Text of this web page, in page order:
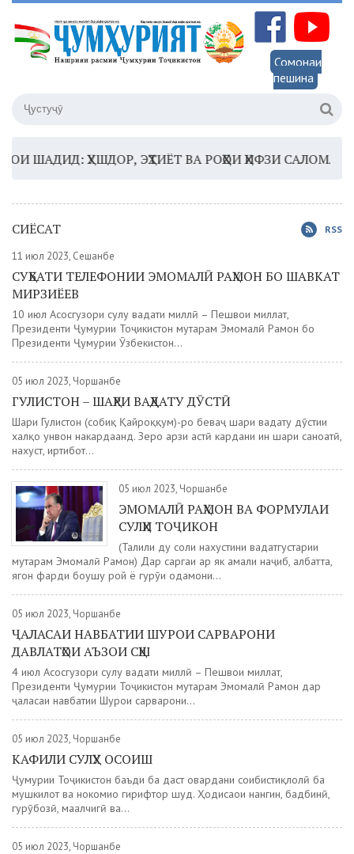
Сомонаи
пешина
ҲУШДОР, ЭҲТИЁТ ВА РОҲҲОИ ҲИФЗИ САЛОМАТӢ
СИЁСАТ RSS
11 июл 2023, Сешанбе
СУҲБАТИ ТЕЛЕФОНИИ ЭМОМАЛӢ РАҲМОН БО ШАВКАТ
МИРЗИЁЕВ
10 июл Асосгузори сулҳу ваҳдати миллӣ – Пешвои миллат,
Президенти Ҷумҳурии Тоҷикистон муҳтарам Эмомалӣ Раҳмон бо
Президенти Ҷумҳурии Ӯзбекистон...
05 июл 2023, Чоршанбе
ГУЛИСТОН – ШАҲРИ ВАҲДАТУ ДӮСТӢ
Шаҳри Гулистон (собиқ Қайроққум)-ро беваҷҳ шаҳри ваҳдату дӯстии
халқҳо унвон накардаанд. Зеро арзи ҳастӣ кардани ин шаҳри саноатӣ,
нахуст, иртибот...
05 июл 2023, Чоршанбе
ЭМОМАЛӢ РАҲМОН ВА ФОРМУЛАИ
СУЛҲИ ТОҶИКОН
(Таҳлили ду соли нахустини ваҳдатгустарии
муҳтарам Эмомалӣ Раҳмон) Дар саргаҳи ҳар як амали наҷиб, албатта,
ягон фарди боҳушу рой ё гурӯҳи одамони...
05 июл 2023, Чоршанбе
ҶАЛАСАИ НАВБАТИИ ШУРОИ САРВАРОНИ
ДАВЛАТҲОИ АЪЗОИ СҲШ
4 июл Асосгузори сулҳу ваҳдати миллӣ – Пешвои миллат,
Президенти Ҷумҳурии Тоҷикистон муҳтарам Эмомалӣ Раҳмон дар
ҷаласаи навбатии Шурои сарварони...
05 июл 2023, Чоршанбе
КАФИЛИ СУЛҲУ ОСОИШ
Ҷумҳурии Тоҷикистон баъди ба даст овардани соҳибистиқлолӣ ба
мушкилот ва нокомиҳо гирифтор шуд. Ҳодисаҳои нангин, бадбинӣ,
гурӯҳбозӣ, маҳалчигӣ ва...
05 июл 2023, Чоршанбе